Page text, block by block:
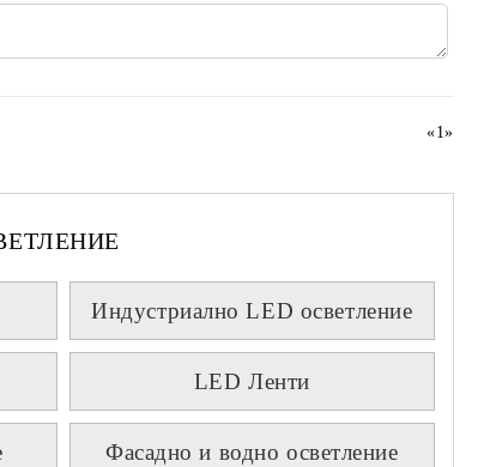
«1»
Индустриално LED осветление
LED Ленти
Фасадно и водно осветление